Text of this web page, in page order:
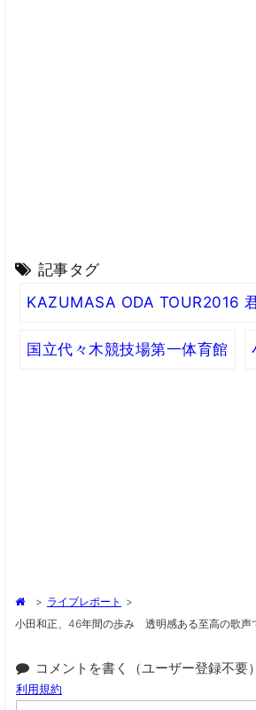
記事タグ
KAZUMASA ODA TOUR2016
国立代々木競技場第一体育館
> ライブレポート >
小田和正、46年間の歩み 透明感ある至高の歌声
コメントを書く（ユーザー登録不要）